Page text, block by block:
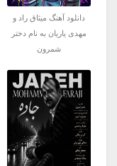
دانلود آهنگ میثاق راد و
مهدی یاریان به نام دختر
شمرون